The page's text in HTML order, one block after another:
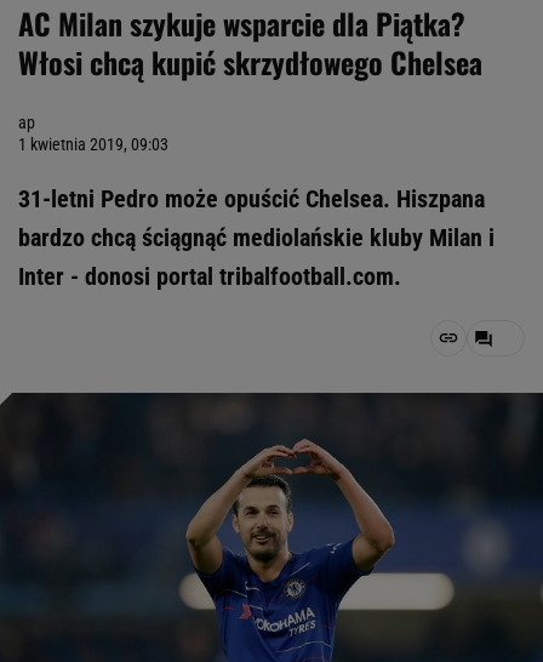
AC Milan szykuje wsparcie dla Piątka?
Włosi chcą kupić skrzydłowego Chelsea
ap
1 kwietnia 2019, 09:03
31-letni Pedro może opuścić Chelsea. Hiszpana
bardzo chcą ściągnąć mediolańskie kluby Milan i
Inter - donosi portal tribalfootball.com.